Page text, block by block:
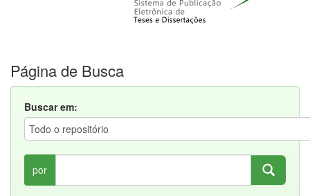
Página de Busca
Buscar em:
por